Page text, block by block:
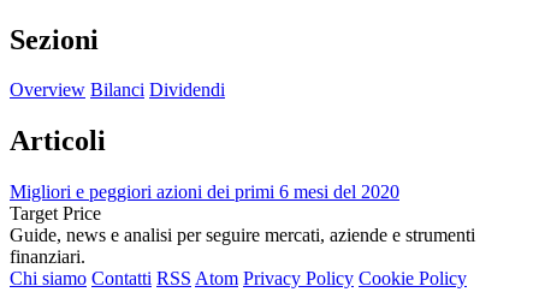
Sezioni
Overview Bilanci Dividendi
Articoli
Migliori e peggiori azioni dei primi 6 mesi del 2020
Target Price
Guide, news e analisi per seguire mercati, aziende e strumenti
finanziari.
Chi siamo Contatti RSS Atom Privacy Policy Cookie Policy